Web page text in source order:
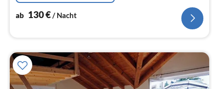
ab 130€/ Nacht